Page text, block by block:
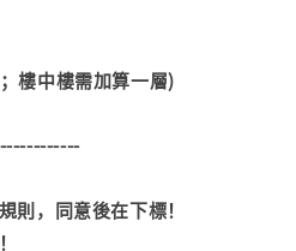
樓中樓需加算一層)
則，同意後在下標！